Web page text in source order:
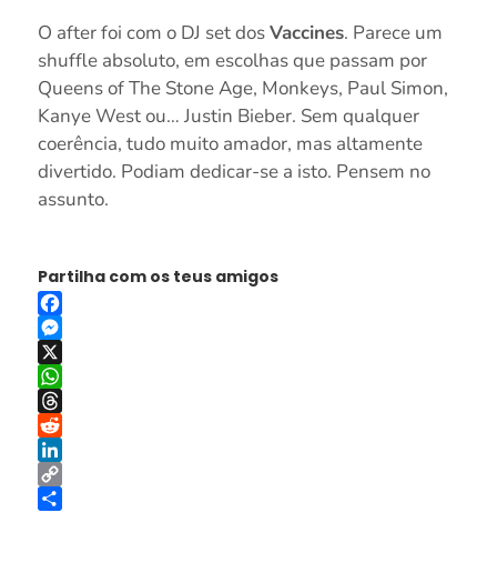
O after foi com o DJ set dosVaccines. Parece um
shuffle absoluto, em escolhas que passam por
Queens of The Stone Age, Monkeys, Paul Simon,
Kanye West ou… Justin Bieber. Sem qualquer
coerência, tudo muito amador, mas altamente
divertido. Podiam dedicar-se a isto. Pensem no
assunto.
Partilha com os teus amigos
Facebook
Messenger
X
WhatsApp
Threads
Reddit
LinkedIn
Copy